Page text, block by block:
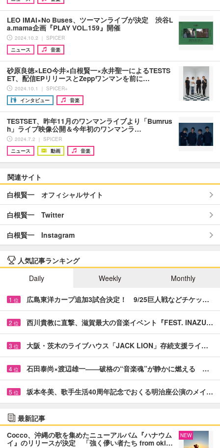
LEO IMAI×No Buses、ツーマンライブが決定 渋谷L
a.mama企画『PLAY VOL.159』開催
2024.10.2 ｜ SPICER
ニュース
音楽
砂原良徳×LEO今井×白根賢一×永井聖一によるTESTS
ET、配信EPリリースとZeppワンマンを前に…
2024.10.1 ｜ SPICER+
インタビュー
音楽
TESTSET、昨年11月のワンマンライブより「Bumrus
h」ライブ映像公開＆今年初のワンマンラ…
2024.7.2 ｜ SPICER
ニュース
動画 音楽
関連サイト
白根賢一 オフィシャルサイト
白根賢一 Twitter
白根賢一 Instagram
人気記事ランキング
Daily
Weekly Monthly
1 位 広島東洋カープ追加3試合決定！ 9/25巨人戦などチケッ…
2 位 西川貴教に直撃、滋賀最大の音楽イベント『FEST. INAZU…
3 位 大阪・茨木のライブハウス「JACK LION」存続支援ライ…
4 位 石田泰尚×渡辺雄一――破格の“音楽魂”が静かに燃える …
5 位 坂本冬美、歌手生活40周年記念でおくる明治座公演のメイ…
最新記事
Cocco、沖縄の歌を集めたニューアルバム『ハナウム
イ』のリリースが決定 「強く儚い者たち from oki…
NEW